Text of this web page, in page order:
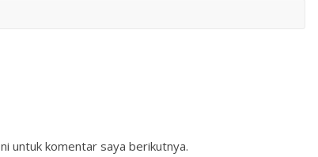
untuk komentar saya berikutnya.